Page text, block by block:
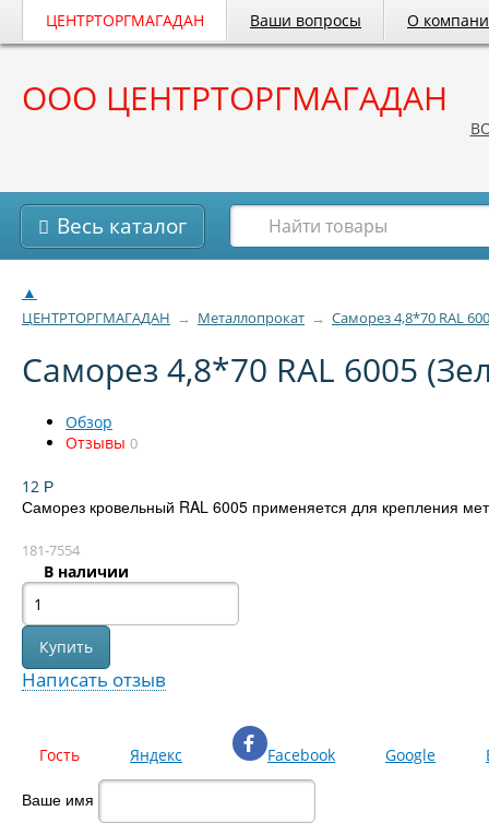
ЦЕНТРТОРГМАГАДАН Ваши вопросы О
ООО ЦЕНТРТОРГМАГАДАН
Весь каталог
▲
ЦЕНТРТОРГМАГАДАН → Металлопрокат → Саморез 4,8*70 RAL
Саморез 4,8*70 RAL 6005
Обзор
Отзывы 0
12 Р
Саморез кровельный RAL 6005 применяется для крепления
181-7554
В наличии
Написать отзыв
Гость Яндекс Facebook Google
Ваше имя